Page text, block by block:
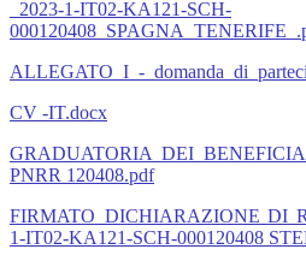
_2023-1-IT02-KA121-SCH-
ALLEGATO_I_-
CV -IT.docx
GRADUATORIA DEI
PNRR 120408.pdf
FIRMATO_DICHIARAZIONE DI
1-IT02-KA121-SCH-000120408